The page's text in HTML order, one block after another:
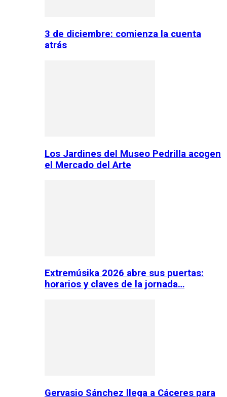
3 de diciembre: comienza la cuenta
atrás
Los Jardines del Museo Pedrilla acogen
el Mercado del Arte
Extremúsika 2026 abre sus puertas:
horarios y claves de la jornada…
Gervasio Sánchez llega a Cáceres para